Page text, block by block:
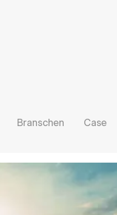
Branschen Case